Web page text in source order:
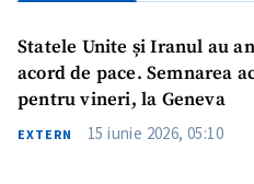
Statele Unite și Iranul au
acord de pace. Semnarea
pentru vineri, la Geneva
EXTERN 15 iunie 2026, 05:10